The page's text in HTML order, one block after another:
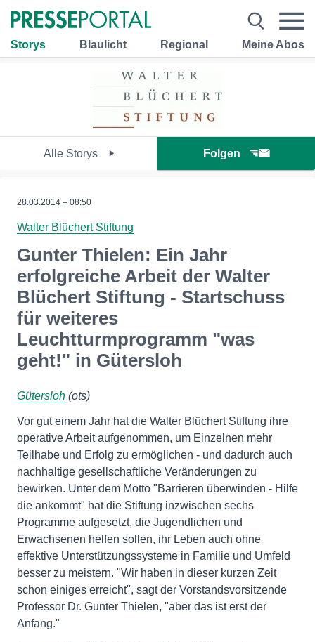
Storys Blaulicht Regional Meine Abos
Alle Storys Folgen
28.03.2014 – 08:50
Walter Blüchert Stiftung
Gunter Thielen: Ein Jahr
erfolgreiche Arbeit der Walter
Blüchert Stiftung - Startschuss
für weiteres
Leuchtturmprogramm "was
geht!" in Gütersloh
Gütersloh (ots)
Vor gut einem Jahr hat die Walter Blüchert Stiftung ihre
operative Arbeit aufgenommen, um Einzelnen mehr
Teilhabe und Erfolg zu ermöglichen - und dadurch auch
nachhaltige gesellschaftliche Veränderungen zu
bewirken. Unter dem Motto "Barrieren überwinden - Hilfe
die ankommt" hat die Stiftung inzwischen sechs
Programme aufgesetzt, die Jugendlichen und
Erwachsenen helfen sollen, ihr Leben auch ohne
effektive Unterstützungssysteme in Familie und Umfeld
besser zu meistern. "Wir haben in dieser kurzen Zeit
schon einiges erreicht", sagt der Vorstandsvorsitzende
Professor Dr. Gunter Thielen, "aber das ist erst der
Anfang."